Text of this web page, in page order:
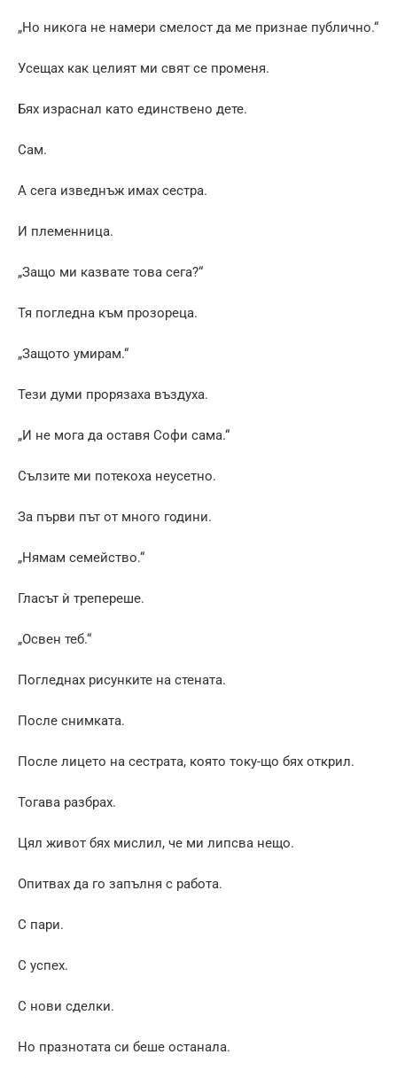
„Но никога не намери смелост да ме признае публично.“
Усещах как целият ми свят се променя.
Бях израснал като единствено дете.
Сам.
А сега изведнъж имах сестра.
И племенница.
„Защо ми казвате това сега?“
Тя погледна към прозореца.
„Защото умирам.“
Тези думи прорязаха въздуха.
„И не мога да оставя Софи сама.“
Сълзите ми потекоха неусетно.
За първи път от много години.
„Нямам семейство.“
Гласът ѝ трепереше.
„Освен теб.“
Погледнах рисунките на стената.
После снимката.
После лицето на сестрата, която току-що бях открил.
Тогава разбрах.
Цял живот бях мислил, че ми липсва нещо.
Опитвах да го запълня с работа.
С пари.
С успех.
С нови сделки.
Но празнотата си беше останала.